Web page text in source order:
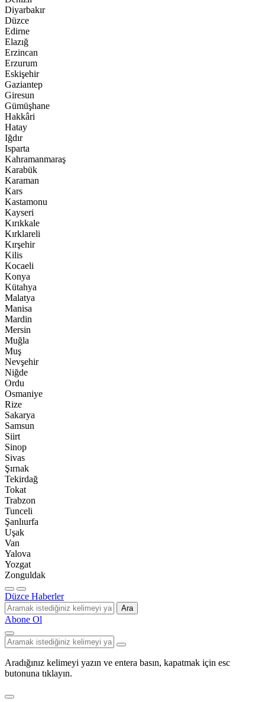
Diyarbakır
Düzce
Edirne
Elazığ
Erzincan
Erzurum
Eskişehir
Gaziantep
Giresun
Gümüşhane
Hakkâri
Hatay
Iğdır
Isparta
Kahramanmaraş
Karabük
Karaman
Kars
Kastamonu
Kayseri
Kırıkkale
Kırklareli
Kırşehir
Kilis
Kocaeli
Konya
Kütahya
Malatya
Manisa
Mardin
Mersin
Muğla
Muş
Nevşehir
Niğde
Ordu
Osmaniye
Rize
Sakarya
Samsun
Siirt
Sinop
Sivas
Şırnak
Tekirdağ
Tokat
Trabzon
Tunceli
Şanlıurfa
Uşak
Van
Yalova
Yozgat
Zonguldak
Düzce Haberler
Ara
Abone Ol
Aradığınız kelimeyi yazın ve entera basın, kapatmak için esc
butonuna tıklayın.